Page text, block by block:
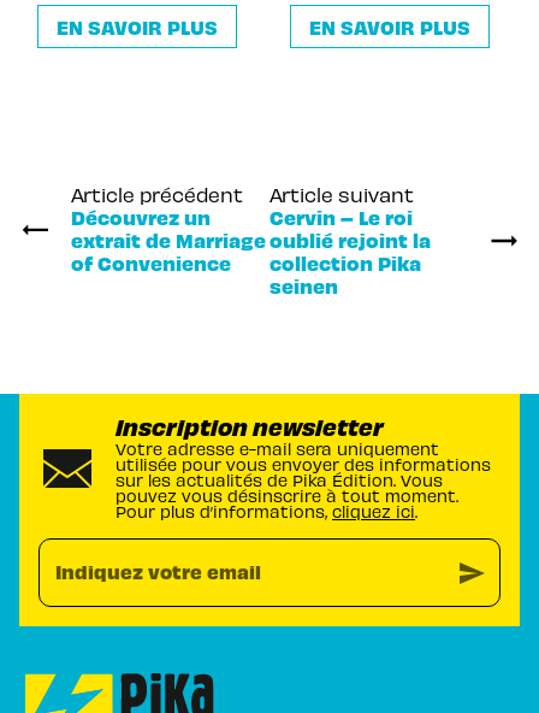
EN SAVOIR PLUS EN SAVOIR PLUS
Article précédent
Découvrez un
extrait de Marriage
of Convenience
Article suivant
Cervin – Le roi
oublié rejoint la
collection Pika
seinen
Inscription newsletter
Votre adresse e-mail sera uniquement
utilisée pour vous envoyer des informations
sur les actualités de Pika Édition. Vous
pouvez vous désinscrire à tout moment.
Pour plus d’informations, cliquez ici.
Indiquez votre email send